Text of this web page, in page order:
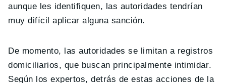
aunque les identifiquen, las autoridades tendrían
muy difícil aplicar alguna sanción.
De momento, las autoridades se limitan a registros
domiciliarios, que buscan principalmente intimidar.
Según los expertos, detrás de estas acciones de la